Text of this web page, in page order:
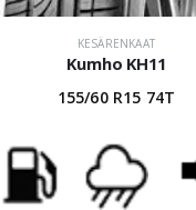
KESÄRENKAAT
Kumho KH11
155/60 R15 74T